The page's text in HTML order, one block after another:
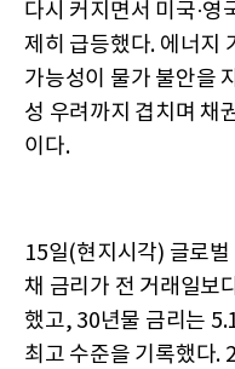
다시 커지면서 미국·영
제히 급등했다. 에너지
가능성이 물가 불안을
성 우려까지 겹치며 채
이다.
15일(현지시각) 글로
채 금리가 전 거래일보
했고, 30년물 금리는
최고 수준을 기록했다.